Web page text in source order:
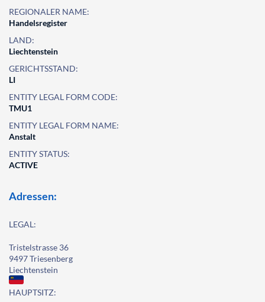
REGIONALER NAME:
Handelsregister
LAND:
Liechtenstein
GERICHTSSTAND:
LI
ENTITY LEGAL FORM CODE:
TMU1
ENTITY LEGAL FORM NAME:
Anstalt
ENTITY STATUS:
ACTIVE
Adressen:
LEGAL:
Tristelstrasse 36
9497 Triesenberg
Liechtenstein
HAUPTSITZ: